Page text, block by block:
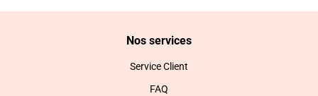
Nos services
Service Client
FAQ